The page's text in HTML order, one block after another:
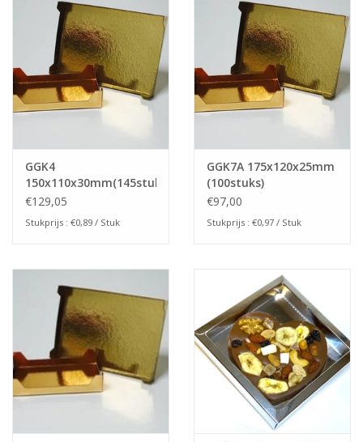
GGK4
150x110x30mm(145stuks)
€129,05
Stukprijs : €0,89 / Stuk
GGK7A 175x120x25mm
(100stuks)
€97,00
Stukprijs : €0,97 / Stuk